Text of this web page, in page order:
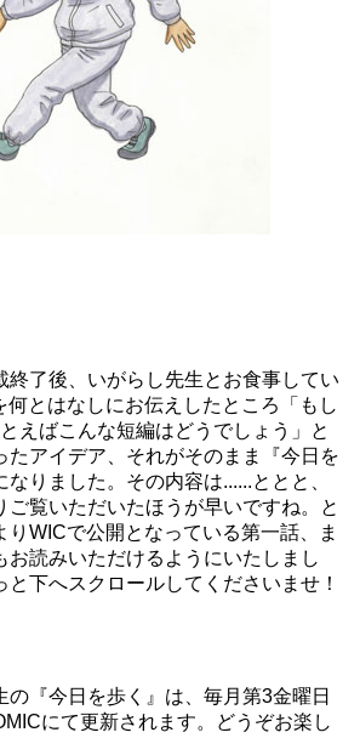
終了後、いがらし先生とお食事してい
何とはなしにお伝えしたところ「もし
えばこんな短編はどうでしょう」と
たアイデア、それがそのまま『今日を
りました。その内容は......ととと、
ご覧いただいたほうが早いですね。と
りWICで公開となっている第一話、ま
お読みいただけるようにいたしまし
下へスクロールしてくださいませ！
の『今日を歩く』は、毎月第3金曜日
にて更新されます。どうぞお楽し